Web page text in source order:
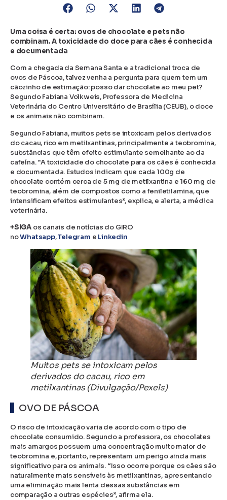
Uma coisa é certa: ovos de chocolate e pets não
combinam. A toxicidade do doce para cães é conhecida
e documentada
Com a chegada da Semana Santa e a tradicional troca de
ovos de Páscoa, talvez venha a pergunta para quem tem um
cãozinho de estimação: posso dar chocolate ao meu pet?
Segundo Fabiana Volkweis, Professora de Medicina
Veterinária do Centro Universitário de Brasília (CEUB), o doce
e os animais não combinam.
Segundo Fabiana, muitos pets se intoxicam pelos derivados
do cacau, rico em metilxantinas, principalmente a teobromina,
substâncias que têm efeito estimulante semelhante ao da
cafeína. “A toxicidade do chocolate para os cães é conhecida
e documentada. Estudos indicam que cada 100g de
chocolate contém cerca de 5 mg de metilxantina e 160 mg de
teobromina, além de compostos como a feniletilamina, que
intensificam efeitos estimulantes”, explica, e alerta, a médica
veterinária.
+SIGA os canais de notícias do GIRO
noWhatsapp,Telegram e Linkedin
Muitos pets se intoxicam pelos
derivados do cacau, rico em
metilxantinas (Divulgação/Pexels)
OVO DE PÁSCOA
O risco de intoxicação varia de acordo com o tipo de
chocolate consumido. Segundo a professora, os chocolates
mais amargos possuem uma concentração muito maior de
teobromina e, portanto, representam um perigo ainda mais
significativo para os animais. “Isso ocorre porque os cães são
naturalmente mais sensíveis às metilxantinas, apresentando
uma eliminação mais lenta dessas substâncias em
comparação a outras espécies”, afirma ela.